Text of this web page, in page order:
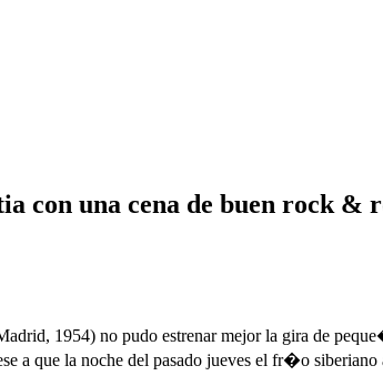
con una cena de buen rock &
1954) no pudo estrenar mejor la gira de
a que la noche del pasado jueves el fr�o